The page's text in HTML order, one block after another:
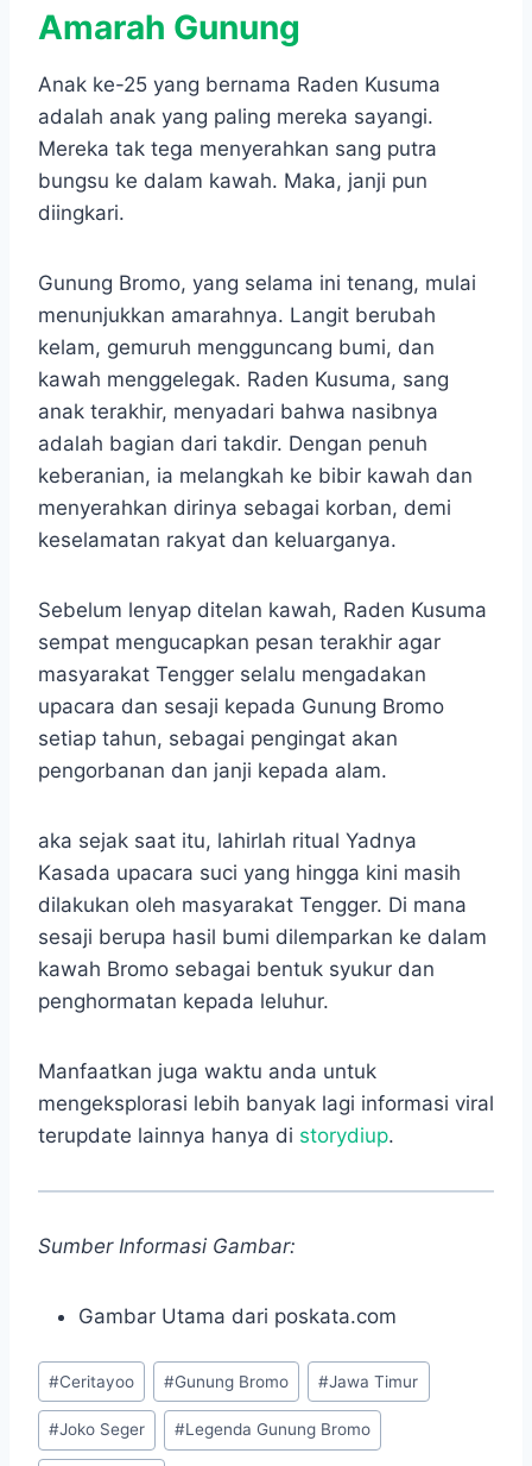
Amarah Gunung
Anak ke-25 yang bernama Raden Kusuma
adalah anak yang paling mereka sayangi.
Mereka tak tega menyerahkan sang putra
bungsu ke dalam kawah. Maka, janji pun
diingkari.
Gunung Bromo, yang selama ini tenang, mulai
menunjukkan amarahnya. Langit berubah
kelam, gemuruh mengguncang bumi, dan
kawah menggelegak. Raden Kusuma, sang
anak terakhir, menyadari bahwa nasibnya
adalah bagian dari takdir. Dengan penuh
keberanian, ia melangkah ke bibir kawah dan
menyerahkan dirinya sebagai korban, demi
keselamatan rakyat dan keluarganya.
Sebelum lenyap ditelan kawah, Raden Kusuma
sempat mengucapkan pesan terakhir agar
masyarakat Tengger selalu mengadakan
upacara dan sesaji kepada Gunung Bromo
setiap tahun, sebagai pengingat akan
pengorbanan dan janji kepada alam.
aka sejak saat itu, lahirlah ritual Yadnya
Kasada upacara suci yang hingga kini masih
dilakukan oleh masyarakat Tengger. Di mana
sesaji berupa hasil bumi dilemparkan ke dalam
kawah Bromo sebagai bentuk syukur dan
penghormatan kepada leluhur.
Manfaatkan juga waktu anda untuk
mengeksplorasi lebih banyak lagi informasi viral
terupdate lainnya hanya di storydiup.
Sumber Informasi Gambar:
Gambar Utama dari poskata.com
Post
Tags:
#Ceritayoo #Gunung Bromo #Jawa Timur
#Joko Seger #Legenda Gunung Bromo